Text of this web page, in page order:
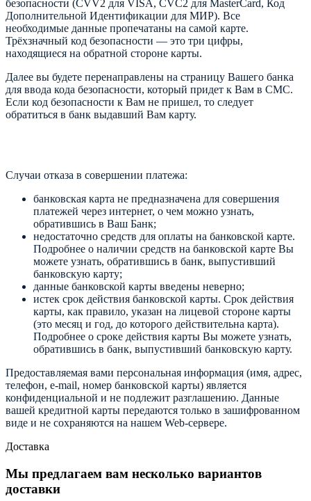
безопасности (CVV2 для VISA, CVC2 для MasterCard, Код
Дополнительной Идентификации для МИР). Все
необходимые данные пропечатаны на самой карте.
Трёхзначный код безопасности — это три цифры,
находящиеся на обратной стороне карты.
Далее вы будете перенаправлены на страницу Вашего банка
для ввода кода безопасности, который придет к Вам в СМС.
Если код безопасности к Вам не пришел, то следует
обратиться в банк выдавший Вам карту.
Случаи отказа в совершении платежа:
банковская карта не предназначена для совершения
платежей через интернет, о чем можно узнать,
обратившись в Ваш Банк;
недостаточно средств для оплаты на банковской карте.
Подробнее о наличии средств на банковской карте Вы
можете узнать, обратившись в банк, выпустивший
банковскую карту;
данные банковской карты введены неверно;
истек срок действия банковской карты. Срок действия
карты, как правило, указан на лицевой стороне карты
(это месяц и год, до которого действительна карта).
Подробнее о сроке действия карты Вы можете узнать,
обратившись в банк, выпустивший банковскую карту.
Предоставляемая вами персональная информация (имя, адрес,
телефон, e-mail, номер банковской карты) является
конфиденциальной и не подлежит разглашению. Данные
вашей кредитной карты передаются только в зашифрованном
виде и не сохраняются на нашем Web-сервере.
Доставка
Мы предлагаем вам несколько вариантов
доставки